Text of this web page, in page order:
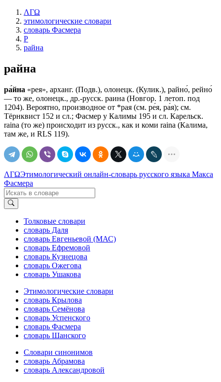
ΛΓΩ
этимологические словари
словарь Фасмера
Р
райна
райна
ра́йна «рея», арханг. (Подв.), олонецк. (Кулик.), райно́, рейно́
— то же, олонецк., др.-русск. раина (Новгор. 1 летоп. под
1204). Вероятно, производное от *рая (см. ре́я, ра́я); см.
Тёрнквист 152 и сл.; Фасмер у Калимы 195 и сл. Карельск.
raina (то же) происходит из русск., как и коми raina (Калима,
там же, и RLS 119).
ΛΓΩЭтимологический онлайн-словарь русского языка Макса
Фасмера
Толковые словари
словарь Даля
словарь Евгеньевой (МАС)
словарь Ефремовой
словарь Кузнецова
словарь Ожегова
словарь Ушакова
Этимологические словари
словарь Крылова
словарь Семёнова
словарь Успенского
словарь Фасмера
словарь Шанского
Словари синонимов
словарь Абрамова
словарь Александровой